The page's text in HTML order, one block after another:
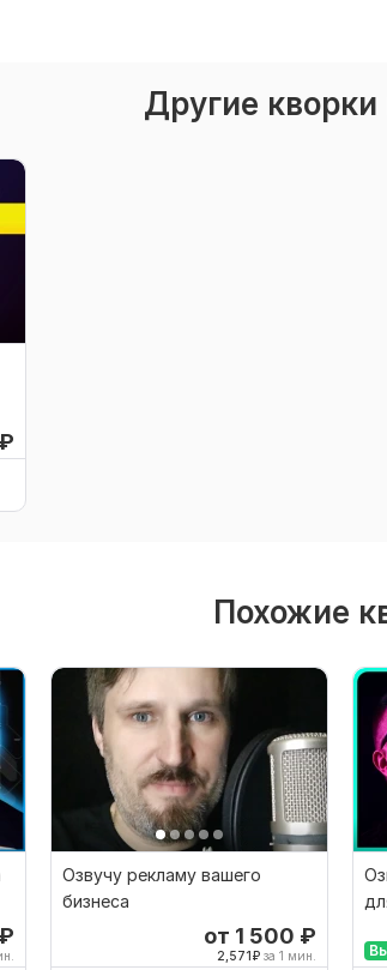
Другие
₽
Похожие
₽
Озвучу рекламу вашего
бизнеса
от 1 500 ₽
2,571 ₽ за 1 мин.